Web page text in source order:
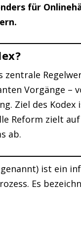
für
zentrale
Vorgänge –
Ziel des
Reform zielt
ab.
genannt) ist ein
Es